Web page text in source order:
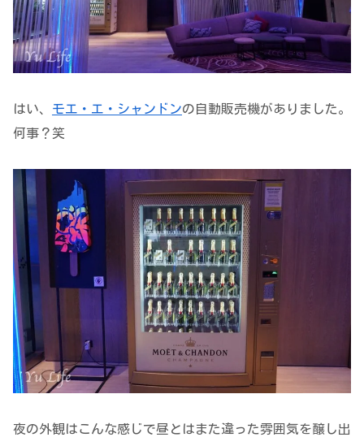
はい、 モエ・エ・シャンドンの自動販売機がありました。
何事？笑
夜の外観はこんな感じで昼とはまた違った雰囲気を醸し出